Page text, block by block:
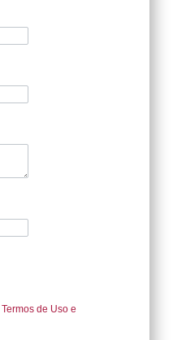
Termos de Uso e